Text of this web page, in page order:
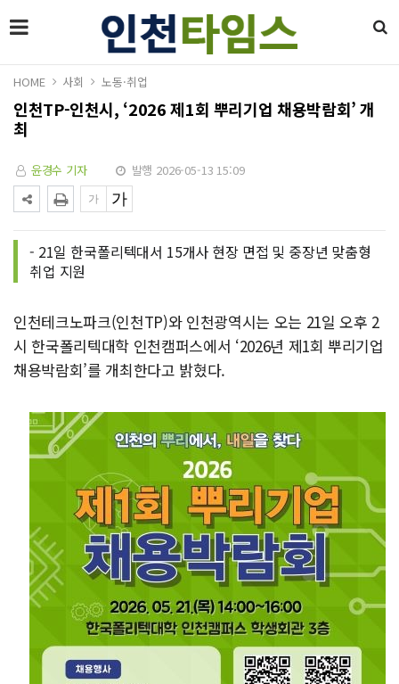
HOME 사회 노동·취업
인천TP-인천시, ‘2026 제1회 뿌리기업 채용박람회’ 개
최
윤경수 기자 발행 2026-05-13 15:09
- 21일 한국폴리텍대서 15개사 현장 면접 및 중장년 맞춤형
취업 지원
인천테크노파크(인천TP)와 인천광역시는 오는 21일 오후 2
시 한국폴리텍대학 인천캠퍼스에서 ‘2026년 제1회 뿌리기업
채용박람회’를 개최한다고 밝혔다.